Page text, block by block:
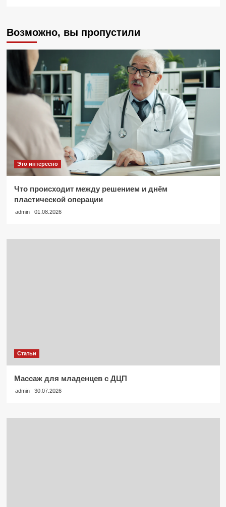
Возможно, вы пропустили
Это интересно
Что происходит между решением и днём
пластической операции
admin 01.08.2026
Статьи
Массаж для младенцев с ДЦП
admin 30.07.2026